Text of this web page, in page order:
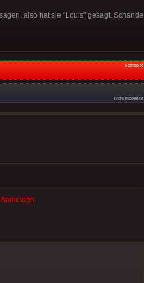
also hat sie "Louis" gesagt. Schande
Startseite
nicht moderiert
Anmelden